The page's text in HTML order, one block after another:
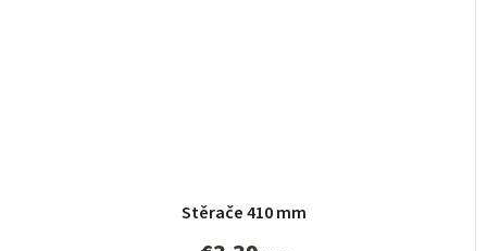
Stěrače 410 mm